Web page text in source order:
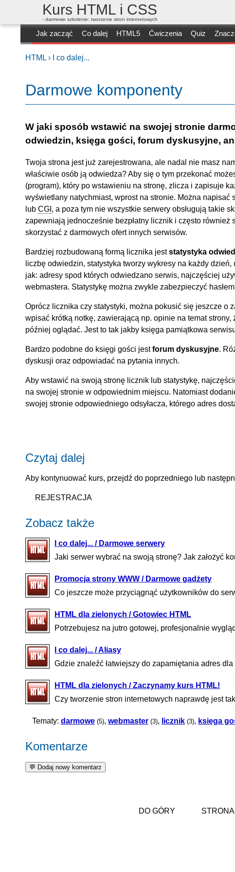
Kurs HTML i CSS
- darmowe szkolenie: tworzenie stron internetowych
Jak zacząć Co dalej HTML5 Ćwiczenia Quiz
HTML › I co dalej...
Darmowe komponenty
W jaki sposób wstawić na swojej stronie
odwiedzin, księga gości, forum dyskusyjne,
Twoja strona jest już zarejestrowana, ale nadal nie masz
właściwie osób ją odwiedza? Aby się o tym przekonać
(program), który po wstawieniu na stronę, zlicza i zapisuje
wyświetlany natychmiast, wprost na stronie. Można
lub CGI , a poza tym nie wszystkie serwery obsługują takie
zapewniają jednocześnie bezpłatny licznik i często
skorzystać z darmowych ofert innych serwisów.
Bardziej rozbudowaną formą licznika jeststatystyka
liczbę odwiedzin, statystyka tworzy wykresy na każdy
jak: adresy spod których odwiedzano serwis, najczęściej
webmastera. Statystykę można zwykle zabezpieczyć
Oprócz licznika czy statystyki, można pokusić się jeszcze o
wpisać krótką notkę, zawierającą np. opinie na temat
później oglądać. Jest to tak jakby księga pamiątkowa
Bardzo podobne do księgi gości jestforum dyskusyjne.
dyskusji oraz odpowiadać na pytania innych.
Aby wstawić na swoją stronę licznik lub statystykę,
na swojej stronie w odpowiednim miejscu. Natomiast
swojej stronie odpowiedniego odsyłacza, którego adres
Czytaj dalej
Aby kontynuować kurs, przejdź do poprzedniego lub
REJESTRACJA
Zobacz także
I co dalej... / Darmowe serwery
Jaki serwer wybrać na swoją stronę? Jak założyć
Promocja strony WWW / Darmowe gadżety
Co jeszcze może przyciągnąć użytkowników do
HTML dla zielonych / Gotowiec HTML
Potrzebujesz na jutro gotowej, profesjonalnie
I co dalej... / Aliasy
Gdzie znaleźć łatwiejszy do zapamiętania adres
HTML dla zielonych / Zaczynamy kurs HTML!
Czy tworzenie stron internetowych naprawdę jest
Tematy: darmowe (5), webmaster (3), licznik (3), księga
Komentarze
DO GÓRY